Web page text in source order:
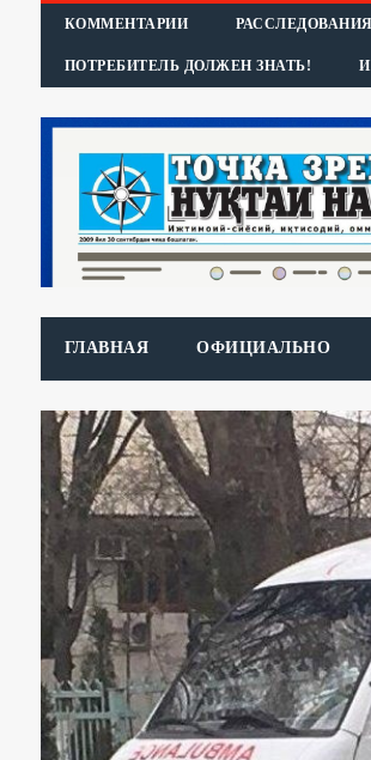
КОММЕНТАРИИ РАССЛЕДОВАНИЯ
ПОТРЕБИТЕЛЬ ДОЛЖЕН ЗНАТЬ!
ГЛАВНАЯ ОФИЦИАЛЬНО